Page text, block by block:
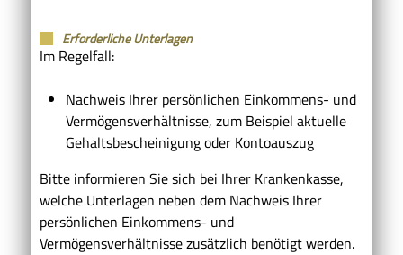
Erforderliche Unterlagen
Im Regelfall:
Nachweis Ihrer persönlichen Einkommens- und
Vermögensverhältnisse, zum Beispiel aktuelle
Gehaltsbescheinigung oder Kontoauszug
Bitte informieren Sie sich bei Ihrer Krankenkasse,
welche Unterlagen neben dem Nachweis Ihrer
persönlichen Einkommens- und
Vermögensverhältnisse zusätzlich benötigt werden.